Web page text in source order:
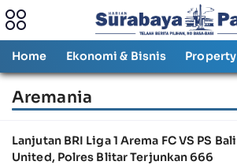
Home Ekonomi & Bisnis Property
Aremania
Lanjutan BRI Liga 1 Arema FC VS PS Bali
United, Polres Blitar Terjunkan 666